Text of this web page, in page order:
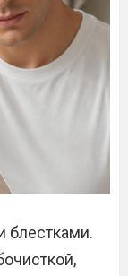
блестками.